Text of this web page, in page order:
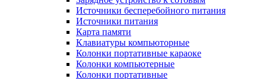
Источники бесперебойного питания
Источники питания
Карта памяти
Клавиатуры компьюторные
Колонки портативные караоке
Колонки компьютерные
Колонки портативные